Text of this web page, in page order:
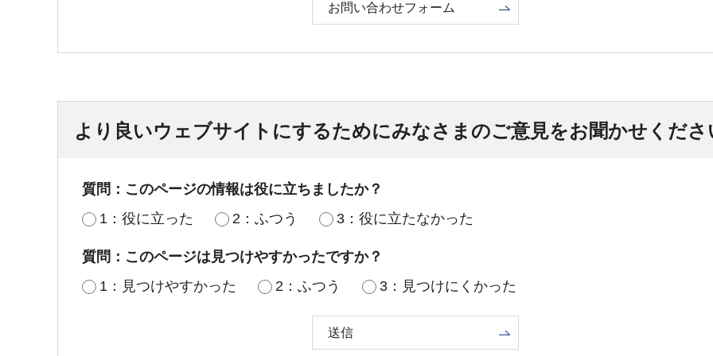
お問い合わせフォーム
より良いウェブサイトにするためにみなさまのご意見をお聞かせくださ
質問：このページの情報は役に立ちましたか？
1：役に立った
2：ふつう 3：役に立たなかった
質問：このページは見つけやすかったですか？
1：見つけやすかった
2：ふつう 3：見つけにくかった